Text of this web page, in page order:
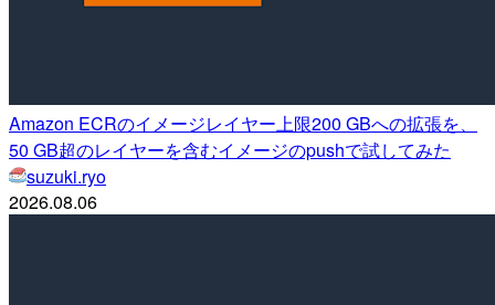
Amazon ECRのイメージレイヤー上限200 GBへの拡張を、
50 GB超のレイヤーを含むイメージのpushで試してみた
suzuki.ryo
2026.08.06